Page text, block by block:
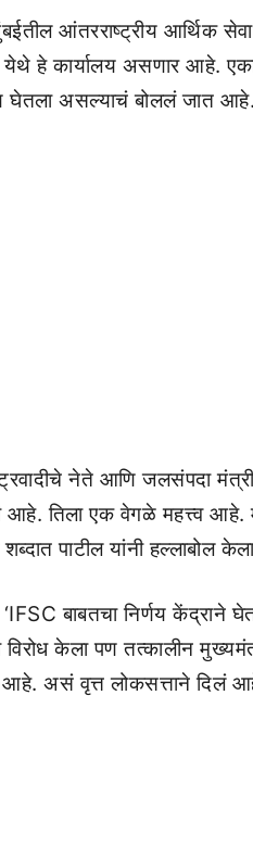
आंतरराष्ट्रीय आर्थिक
हे कार्यालय असणार आहे.
घेतला असल्याचं बोललं जात
नेते आणि जलसंपदा
आहे. तिला एक वेगळे महत्त्व
पाटील यांनी हल्लाबोल
बाबतचा निर्णय केंद्राने
विरोध केला पण तत्कालीन
आहे. असं वृत्त लोकसत्ताने दिलं